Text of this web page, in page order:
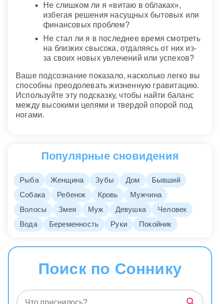
Не слишком ли я «витаю в облаках»,
избегая решения насущных бытовых или
финансовых проблем?
Не стал ли я в последнее время смотреть
на близких свысока, отдаляясь от них из-
за своих новых увлечений или успехов?
Ваше подсознание показало, насколько легко вы
способны преодолевать жизненную гравитацию.
Используйте эту подсказку, чтобы найти баланс
между высокими целями и твердой опорой под
ногами.
Популярные сновидения
Рыба Женщина Зубы Дом
Бывший
Собака
Ребенок Кровь
Мужчина
Волосы
Змея Муж Девушка
Человек
Вода
Беременность Руки Покойник
Поиск по Соннику